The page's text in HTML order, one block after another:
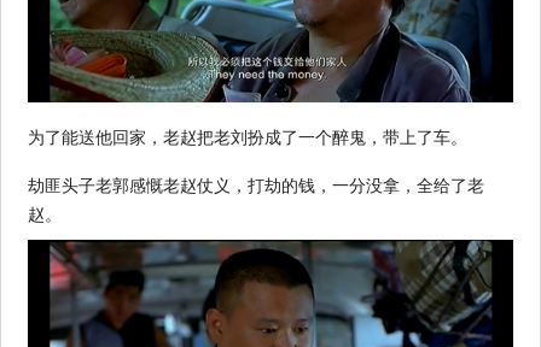
为了能送他回家，老赵把老刘扮成了一个醉鬼，带上了车。
劫匪头子老郭感慨老赵仗义，打劫的钱，一分没拿，全给了老
赵。